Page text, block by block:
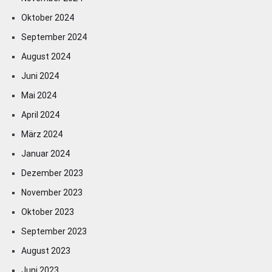
Oktober 2024
September 2024
August 2024
Juni 2024
Mai 2024
April 2024
März 2024
Januar 2024
Dezember 2023
November 2023
Oktober 2023
September 2023
August 2023